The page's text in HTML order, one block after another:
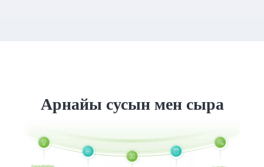
Арнайы сусын мен сыра